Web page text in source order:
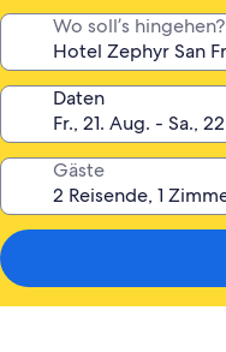
Wo soll’s hingehen?
Daten
Gäste